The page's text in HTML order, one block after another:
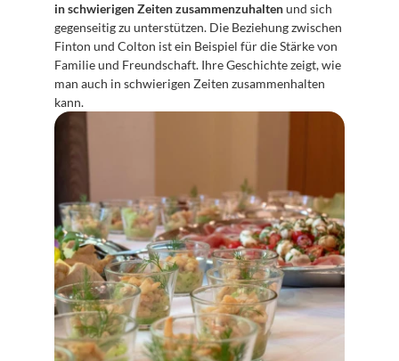
in schwierigen Zeiten zusammenzuhalten und sich
gegenseitig zu unterstützen. Die Beziehung zwischen
Finton und Colton ist ein Beispiel für die Stärke von
Familie und Freundschaft. Ihre Geschichte zeigt, wie
man auch in schwierigen Zeiten zusammenhalten
kann.